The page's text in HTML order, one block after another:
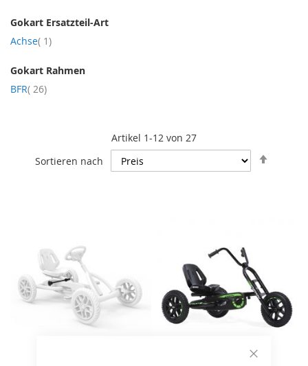
Artikel 1-12 von 27
Sortieren nach
Gokart Ersatzteil-Art
Achse 1Artikel
Gokart Rahmen
BFR 26Artikel